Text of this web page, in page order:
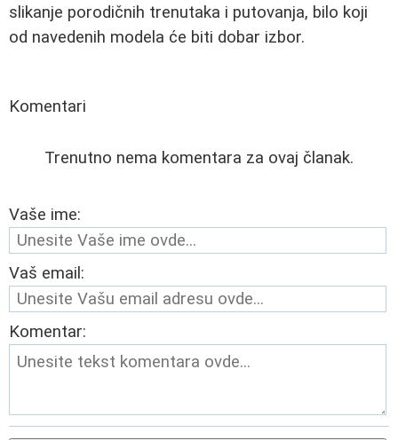
slikanje porodičnih trenutaka i putovanja, bilo koji
od navedenih modela će biti dobar izbor.
Komentari
Trenutno nema komentara za ovaj članak.
Vaše ime:
Vaš email:
Komentar: